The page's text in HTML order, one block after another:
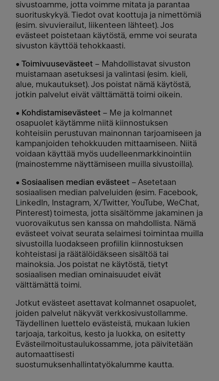
sivustoamme, jotta voimme mitata ja parantaa
suorituskykyä. Tiedot ovat koottuja ja nimettömiä
(esim. sivuvierailut, liikenteen lähteet). Jos
evästeet poistetaan käytöstä, emme voi seurata
sivuston käyttöä tehokkaasti.
• Toimivuusevästeet – Mahdollistavat sivuston
muistamaan asetuksesi ja valintasi (esim. kieli,
alue, mukautukset). Jos poistat nämä käytöstä,
jotkin palvelut eivät välttämättä toimi oikein.
• Kohdistamisevästeet – Me ja kolmannet
osapuolet käytämme niitä kiinnostuksen
kohteisiin perustuvan mainonnan tarjoamiseen ja
kampanjoiden tehokkuuden mittaamiseen. Niitä
voidaan käyttää myös uudelleenmarkkinointiin
(mainostemme näyttämiseen muilla sivustoilla).
• Sosiaalisen median evästeet – Asetetaan
sosiaalisen median palveluiden (esim. Facebook,
LinkedIn, Instagram, X/Twitter, YouTube, WeChat,
Pinterest) toimesta, jotta sisältömme jakaminen ja
vuorovaikutus sen kanssa on mahdollista. Nämä
evästeet voivat seurata selaimesi toimintaa muilla
sivustoilla luodakseen profiilin kiinnostuksen
kohteistasi ja räätälöidäkseen sisältöä tai
mainoksia. Jos poistat ne käytöstä, tietyt
sosiaalisen median ominaisuudet eivät
välttämättä toimi.
Jotkut evästeet asettavat kolmannet osapuolet,
joiden palvelut näkyvät verkkosivustollamme.
Täydellinen luettelo evästeistä, mukaan lukien
tarjoaja, tarkoitus, kesto ja luokka, on esitetty
Evästeilmoitustaulukossamme, jota päivitetään
automaattisesti
suostumuksenhallintatyökalumme kautta.